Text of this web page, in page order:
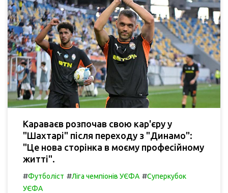
Караваєв розпочав свою кар'єру у
"Шахтарі" після переходу з "Динамо":
"Це нова сторінка в моєму професійному
житті".
#Футболіст #Ліга чемпіонів УЄФА #Суперкубок
УЄФА